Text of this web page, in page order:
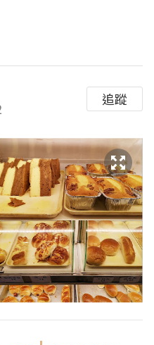
追蹤